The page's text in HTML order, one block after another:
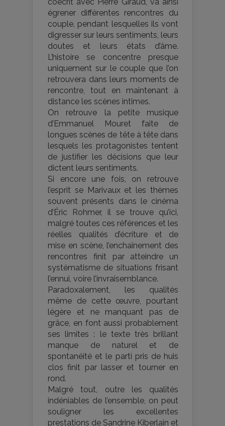
coécrit avec Pierre Giraud, va ainsi
égrener différentes rencontres du
couple, pendant lesquelles ils vont
digresser sur leurs sentiments, leurs
doutes et leurs états d’âme.
L’histoire se concentre presque
uniquement sur le couple que l’on
retrouvera dans leurs moments de
rencontre, tout en maintenant à
distance les scènes intimes.
On retrouve la petite musique
d’Emmanuel Mouret faite de
longues scènes de tête à tête dans
lesquels les protagonistes tentent
de justifier les décisions que leur
dictent leurs sentiments.
Si encore une fois, on retrouve
l’esprit se Marivaux et les thèmes
souvent présents dans le cinéma
d’Éric Rohmer, il se trouve qu’ici,
malgré toutes ces références et les
réelles qualités d’écriture et de
mise en scène, l’enchaînement des
rencontres finit par atteindre un
systématisme de situations frisant
l’ennui, voire l’invraisemblance.
Paradoxalement, les qualités
même de cette œuvre, pourtant
légère et ne manquant pas de
grâce, en font aussi probablement
ses limites : le texte très brillant
manque de naturel et de
spontanéité et le parti pris de huis
clos finit par lasser et tourner en
rond.
Malgré tout, outre les qualités
indéniables de l’ensemble, on peut
souligner les excellentes
prestations de Sandrine Kiberlain et